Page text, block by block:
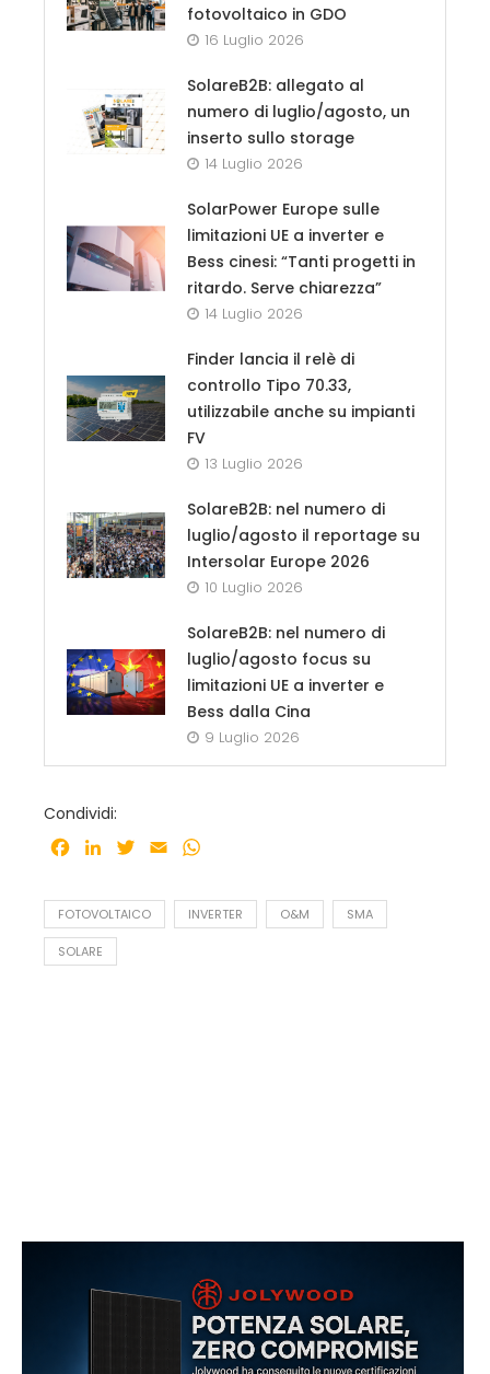
fotovoltaico in GDO
16 Luglio 2026
SolareB2B: allegato al
numero di luglio/agosto, un
inserto sullo storage
14 Luglio 2026
SolarPower Europe sulle
limitazioni UE a inverter e
Bess cinesi: “Tanti progetti in
ritardo. Serve chiarezza”
14 Luglio 2026
Finder lancia il relè di
controllo Tipo 70.33,
utilizzabile anche su impianti
FV
13 Luglio 2026
SolareB2B: nel numero di
luglio/agosto il reportage su
Intersolar Europe 2026
10 Luglio 2026
SolareB2B: nel numero di
luglio/agosto focus su
limitazioni UE a inverter e
Bess dalla Cina
9 Luglio 2026
Condividi:
Facebook
LinkedInTwitter
Email
FOTOVOLTAICO INVERTER O&M SMA
SOLARE